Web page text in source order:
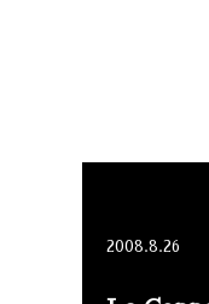
2008.8.26